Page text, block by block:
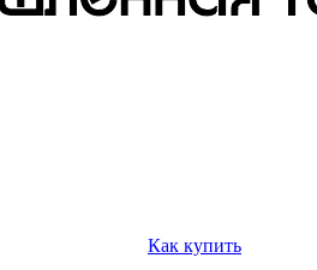
Как купить